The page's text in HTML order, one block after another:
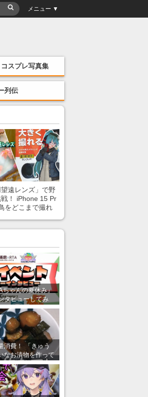
メニュー ▼
コスプレ写真集
列伝
望遠レンズ」で野
！ iPhone 15 Pr
をどこまで撮れ
ちゃんの夏休み』
タビューしてみ
ャンネルの貸し
にわたって開催
消費！ 「きゅう
なお漬物を作って